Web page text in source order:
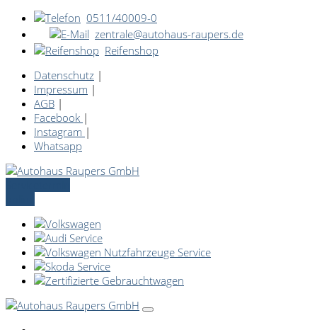
0511/40009-0
zentrale@autohaus-raupers.de
Reifenshop
Datenschutz |
Impressum |
AGB |
Facebook |
Instagram |
Whatsapp